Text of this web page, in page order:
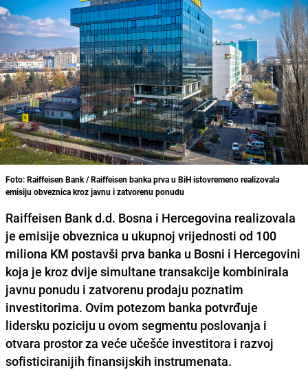
Foto: Raiffeisen Bank / Raiffeisen banka prva u BiH istovremeno realizovala
emisiju obveznica kroz javnu i zatvorenu ponudu
Raiffeisen Bank d.d. Bosna i Hercegovina realizovala
je emisije obveznica u ukupnoj vrijednosti od 100
miliona KM postavši prva banka u Bosni i Hercegovini
koja je kroz dvije simultane transakcije kombinirala
javnu ponudu i zatvorenu prodaju poznatim
investitorima. Ovim potezom banka potvrđuje
lidersku poziciju u ovom segmentu poslovanja i
otvara prostor za veće učešće investitora i razvoj
sofisticiranijih finansijskih instrumenata.